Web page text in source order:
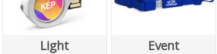
Light Event